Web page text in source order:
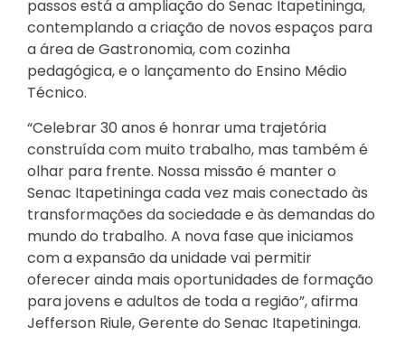
passos está a ampliação do Senac Itapetininga,
contemplando a criação de novos espaços para
a área de Gastronomia, com cozinha
pedagógica, e o lançamento do Ensino Médio
Técnico.
“Celebrar 30 anos é honrar uma trajetória
construída com muito trabalho, mas também é
olhar para frente. Nossa missão é manter o
Senac Itapetininga cada vez mais conectado às
transformações da sociedade e às demandas do
mundo do trabalho. A nova fase que iniciamos
com a expansão da unidade vai permitir
oferecer ainda mais oportunidades de formação
para jovens e adultos de toda a região”, afirma
Jefferson Riule, Gerente do Senac Itapetininga.